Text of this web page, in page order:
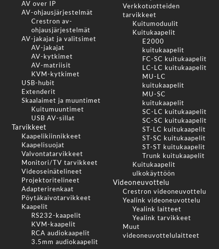
AV over IP
AV-ohjausjärjestelmät
Crestron av-
ohjausjärjestelmät
AV-jakajat ja valitsimet
AV-jakajat
AV-kytkimet
AV-matriisit
KVM-kytkimet
USB-hubit
Extenderit
Skaalaimet ja muuntimet
Kuitumuuntimet
USB AV-sillat
Tarvikkeet
Kaapelikiinnikkeet
Kaapelisuojat
Valvontatarvikkeet
Monitori/TV tarvikkeet
Videoseinätelineet
Projektoritelineet
Adapterirenkaat
Pöytäkaivotarvikkeet
Kaapelit
RS232-kaapelit
KVM-kaapelit
RCA audiokaapelit
3.5mm audiokaapelit
Verkkotuotteiden
tarvikkeet
Kuitumoduulit
Kuitukaapelit
E2000
kuitukaapelit
FC-SC kuitukaapelit
LC-LC kuitukaapelit
MU-LC
kuitukaapelit
MU-SC
kuitukaapelit
SC-LC kuitukaapelit
SC-SC kuitukaapelit
ST-LC kuitukaapelit
ST-SC kuitukaapelit
ST-ST kuitukaapelit
Trunk kuitukaapelit
Kuitukaapelit
ulkokäyttöön
Videoneuvottelu
Crestron videoneuvottelu
Yealink videoneuvottelu
Yealink laitteet
Yealink tarvikkeet
Muut
videoneuvottelulaitteet